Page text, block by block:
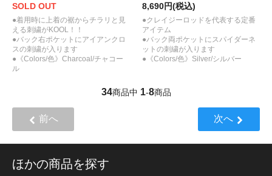
SOLD OUT
●着用時に上着の裾からチラリと見
える刺繍がKOOL！！
●バック右ポケットにアイアンクロ
スの刺繍が入ります
●《Colors/色》Charcoal/チャコー
ル
8,690円(税込)
●クレイジーロッドを代表する定番
アイテム
●バック両ポケットにスパイダーネ
ットの刺繍が入ります
●《Colors/色》Silver/シルバー
34商品中 1-8商品
前へ 次へ
ほかの商品を探す